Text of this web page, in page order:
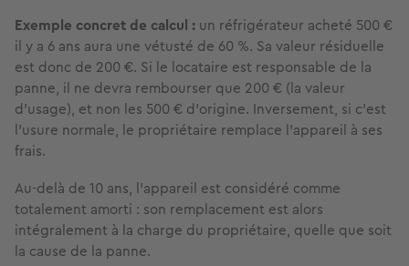
Exemple concret de calcul : un réfrigérateur acheté 500 €
il y a 6 ans aura une vétusté de 60 %. Sa valeur résiduelle
est donc de 200 €. Si le locataire est responsable de la
panne, il ne devra rembourser que 200 € (la valeur
d'usage), et non les 500 € d'origine. Inversement, si c'est
l'usure normale, le propriétaire remplace l'appareil à ses
frais.
Au-delà de 10 ans, l'appareil est considéré comme
totalement amorti : son remplacement est alors
intégralement à la charge du propriétaire, quelle que soit
la cause de la panne.